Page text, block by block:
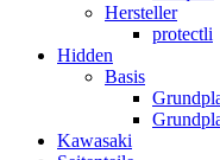
Hersteller
protectli
Hidden
Basis
Kawasaki